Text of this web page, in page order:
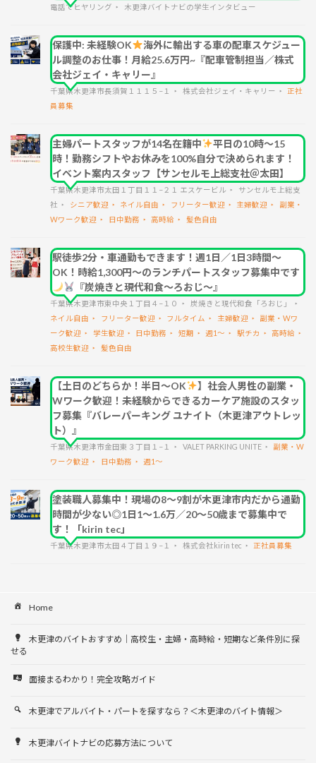
電話でヒヤリング 木更津バイトナビの学生インタビュー
保護中: 未経験OK
海外に輸出する車の配車スケジュー
ル調整のお仕事！月給25.6万円~『配車管制担当／株式
会社ジェイ・キャリー』
千葉県木更津市長須賀１１１５−１ 株式会社ジェイ・キャリー
正社
員募集
主婦パートスタッフが14名在籍中
平日の10時～15
時！勤務シフトやお休みを100%自分で決められます！
イベント案内スタッフ【サンセルモ上総支社＠太田】
千葉県木更津市太田１丁目１１−２１ エスケービル
サンセルモ上総支
社
シニア歓迎 ネイル自由 フリーター歓迎 主婦歓迎
副業・
Wワーク歓迎
日中勤務 高時給 髪色自由
駅徒歩2分・車通勤もできます！週1日／1日3時間～
OK！時給1,300円～のランチパートスタッフ募集中です
『炭焼きと現代和食～ろおじ～』
千葉県木更津市東中央１丁目４−１０
炭焼きと現代和食「ろおじ」
ネイル自由
フリーター歓迎 フルタイム 主婦歓迎
副業・Wワ
ーク歓迎
学生歓迎 日中勤務 短期 週1～ 駅チカ
高時給
高校生歓迎
髪色自由
【土日のどちらか！半日～OK
】社会人男性の副業・
Wワーク歓迎！未経験からできるカーケア施設のスタッ
フ募集『バレーパーキング ユナイト（木更津アウトレッ
ト）』
千葉県木更津市金田東３丁目１−１ VALET PARKING UNITE
副業・W
ワーク歓迎
日中勤務 週1～
塗装職人募集中！現場の8～9割が木更津市内だから通勤
時間が少ない◎1日1～1.6万／20～50歳まで募集中で
す！「kirin tec」
千葉県木更津市太田４丁目１９−１ 株式会社kirin tec 正社員募集
Home
木更津のバイトおすすめ｜高校生・主婦・高時給・短期など条件別に探
せる
面接まるわかり！完全攻略ガイド
木更津でアルバイト・パートを探すなら？＜木更津のバイト情報＞
木更津バイトナビの応募方法について